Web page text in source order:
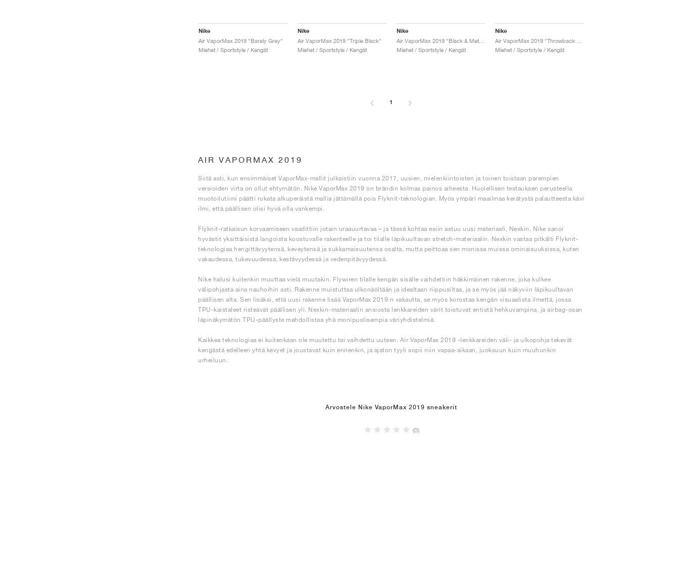
Nike
Air VaporMax 2019 "Barely Grey"
Miehet / Sportstyle / Kengät
Nike
Air VaporMax 2019 "Triple Black"
Miehet / Sportstyle / Kengät
Nike
Air VaporMax 2019 "Black & Metallic Gold"
Miehet / Sportstyle / Kengät
Nike
Miehet / Sportstyle / Kengät
1
AIR VAPORMAX 2019
Siitä asti, kun ensimmäiset VaporMax-mallit julkaistiin vuonna 2017, uusien, mielenkiintoisten ja toinen toistaan parempien
versioiden virta on ollut ehtymätön. Nike VaporMax 2019 on brändin kolmas painos aiheesta. Huolellisen testauksen perusteella
muotoilutiimi päätti rukata alkuperäistä mallia jättämällä pois Flyknit-teknologian. Myös ympäri maailmaa kerätystä palautteesta kävi
ilmi, että päällisen olisi hyvä olla vankempi.
Flyknit-ratkaisun korvaamiseen vaadittiin jotain uraauurtavaa – ja tässä kohtaa esiin astuu uusi materiaali, Nexkin. Nike sanoi
hyvästit yksittäisistä langoista koostuvalle rakenteelle ja toi tilalle läpikuultavan stretch-materiaalin. Nexkin vastaa pitkälti Flyknit-
teknologiaa hengittävyytensä, keveytensä ja sukkamaisuutensa osalta, mutta peittoaa sen monissa muissa ominaisuuksissa, kuten
vakaudessa, tukevuudessa, kestävyydessä ja vedenpitävyydessä.
Nike halusi kuitenkin muuttaa vielä muutakin. Flywiren tilalle kengän sisälle vaihdettiin häkkimäinen rakenne, joka kulkee
välipohjasta aina nauhoihin asti. Rakenne muistuttaa ulkonäöltään ja idealtaan riippusiltaa, ja se myös jää näkyviin läpikuultavan
päällisen alta. Sen lisäksi, että uusi rakenne lisää VaporMax 2019:n vakautta, se myös korostaa kengän visuaalista ilmettä, jossa
TPU-kaistaleet risteävät päällisen yli. Nexkin-materiaalin ansiosta lenkkareiden värit toistuvat entistä hehkuvampina, ja airbag-osan
läpinäkymätön TPU-päällyste mahdollistaa yhä monipuolisempia väriyhdistelmiä.
Kaikkea teknologiaa ei kuitenkaan ole muutettu tai vaihdettu uuteen. Air VaporMax 2019 -lenkkareiden väli- ja ulkopohja tekevät
kengästä edelleen yhtä kevyet ja joustavat kuin ennenkin, ja ajaton tyyli sopii niin vapaa-aikaan, juoksuun kuin muuhunkin
urheiluun.
Arvostele Nike VaporMax 2019 sneakerit
(0)